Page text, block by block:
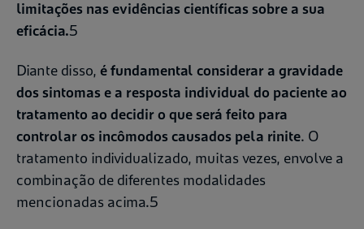
limitações nas evidências científicas sobre a sua
eficácia.5
Diante disso, é fundamental considerar a gravidade
dos sintomas e a resposta individual do paciente ao
tratamento ao decidir o que será feito para
controlar os incômodos causados pela rinite. O
tratamento individualizado, muitas vezes, envolve a
combinação de diferentes modalidades
mencionadas acima.5